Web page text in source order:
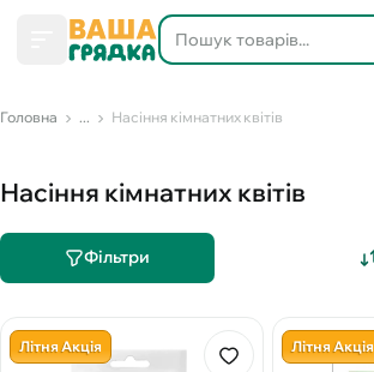
Головна ... Насіння кімнатних квітів
Насіння кімнатних квітів
Фільтри
Літня Акція Літня Акція